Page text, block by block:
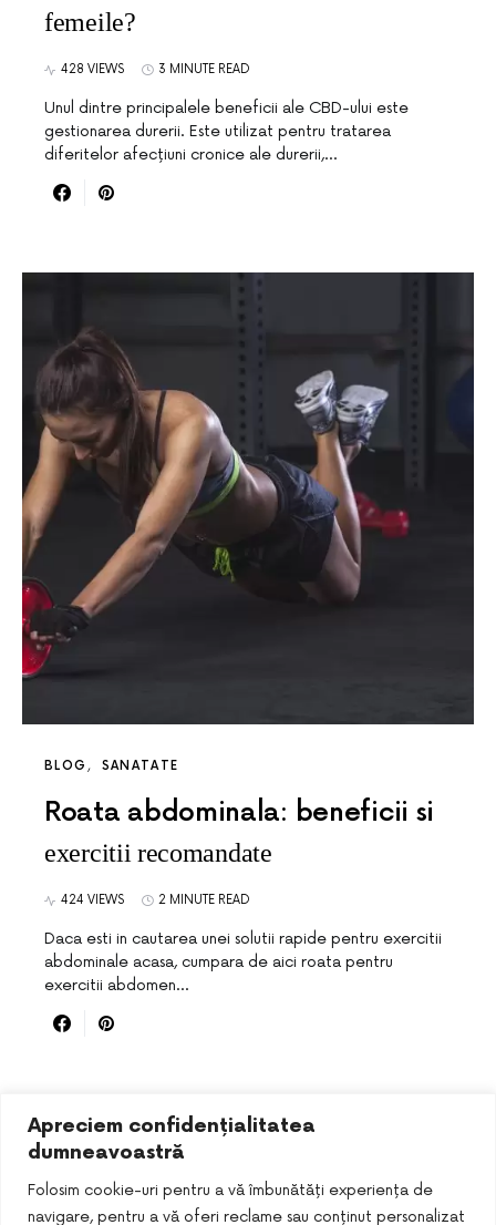
Apreciem confidențialitatea
dumneavoastră
Folosim cookie-uri pentru a vă îmbunătăți experiența de
navigare, pentru a vă oferi reclame sau conținut personalizat
femeile?
428 VIEWS 3 MINUTE READ
Unul dintre principalele beneficii ale CBD-ului este
gestionarea durerii. Este utilizat pentru tratarea
diferitelor afecțiuni cronice ale durerii,…
BLOG SANATATE
Roata abdominala: beneficii si
exercitii recomandate
424 VIEWS 2 MINUTE READ
Daca esti in cautarea unei solutii rapide pentru exercitii
abdominale acasa, cumpara de aici roata pentru
exercitii abdomen…